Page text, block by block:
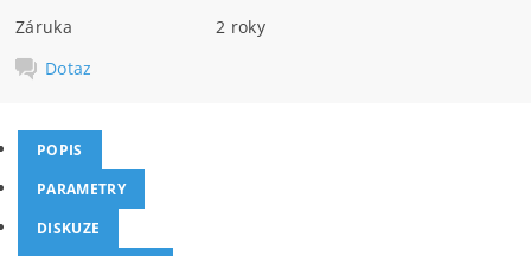
Záruka
2 roky
Dotaz
POPIS
PARAMETRY
DISKUZE